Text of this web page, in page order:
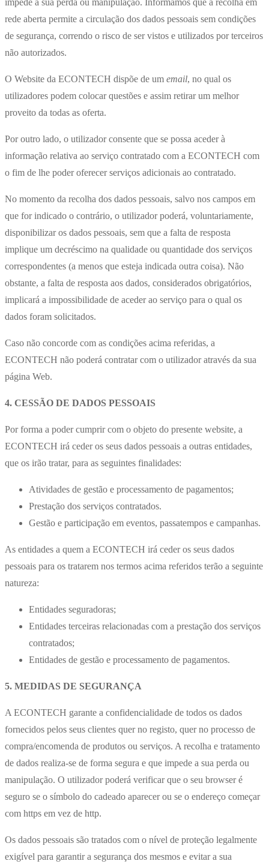
impede a sua perda ou manipulação. Informamos que a recolha em
rede aberta permite a circulação dos dados pessoais sem condições
de segurança, correndo o risco de ser vistos e utilizados por terceiros
não autorizados.
O Website da ECONTECH dispõe de um email, no qual os
utilizadores podem colocar questões e assim retirar um melhor
proveito da todas as oferta.
Por outro lado, o utilizador consente que se possa aceder à
informação relativa ao serviço contratado com a ECONTECH com
o fim de lhe poder oferecer serviços adicionais ao contratado.
No momento da recolha dos dados pessoais, salvo nos campos em
que for indicado o contrário, o utilizador poderá, voluntariamente,
disponibilizar os dados pessoais, sem que a falta de resposta
implique um decréscimo na qualidade ou quantidade dos serviços
correspondentes (a menos que esteja indicada outra coisa). Não
obstante, a falta de resposta aos dados, considerados obrigatórios,
implicará a impossibilidade de aceder ao serviço para o qual os
dados foram solicitados.
Caso não concorde com as condições acima referidas, a
ECONTECH não poderá contratar com o utilizador através da sua
página Web.
4. CESSÃO DE DADOS PESSOAIS
Por forma a poder cumprir com o objeto do presente website, a
ECONTECH irá ceder os seus dados pessoais a outras entidades,
que os irão tratar, para as seguintes finalidades:
Atividades de gestão e processamento de pagamentos;
Prestação dos serviços contratados.
Gestão e participação em eventos, passatempos e campanhas.
As entidades a quem a ECONTECH irá ceder os seus dados
pessoais para os tratarem nos termos acima referidos terão a seguinte
natureza:
Entidades seguradoras;
Entidades terceiras relacionadas com a prestação dos serviços
contratados;
Entidades de gestão e processamento de pagamentos.
5. MEDIDAS DE SEGURANÇA
A ECONTECH garante a confidencialidade de todos os dados
fornecidos pelos seus clientes quer no registo, quer no processo de
compra/encomenda de produtos ou serviços. A recolha e tratamento
de dados realiza-se de forma segura e que impede a sua perda ou
manipulação. O utilizador poderá verificar que o seu browser é
seguro se o símbolo do cadeado aparecer ou se o endereço começar
com https em vez de http.
Os dados pessoais são tratados com o nível de proteção legalmente
exigível para garantir a segurança dos mesmos e evitar a sua